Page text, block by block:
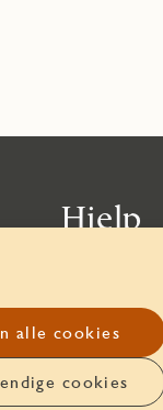
alle cookies
cookies
Hjelp